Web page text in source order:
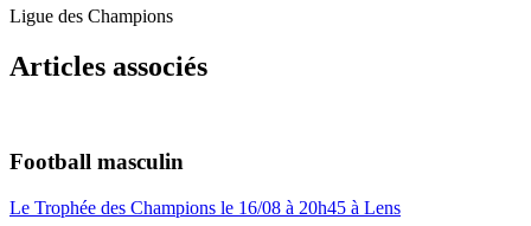
Ligue des Champions
Articles associés
Football masculin
Le Trophée des Champions le 16/08 à 20h45 à Lens